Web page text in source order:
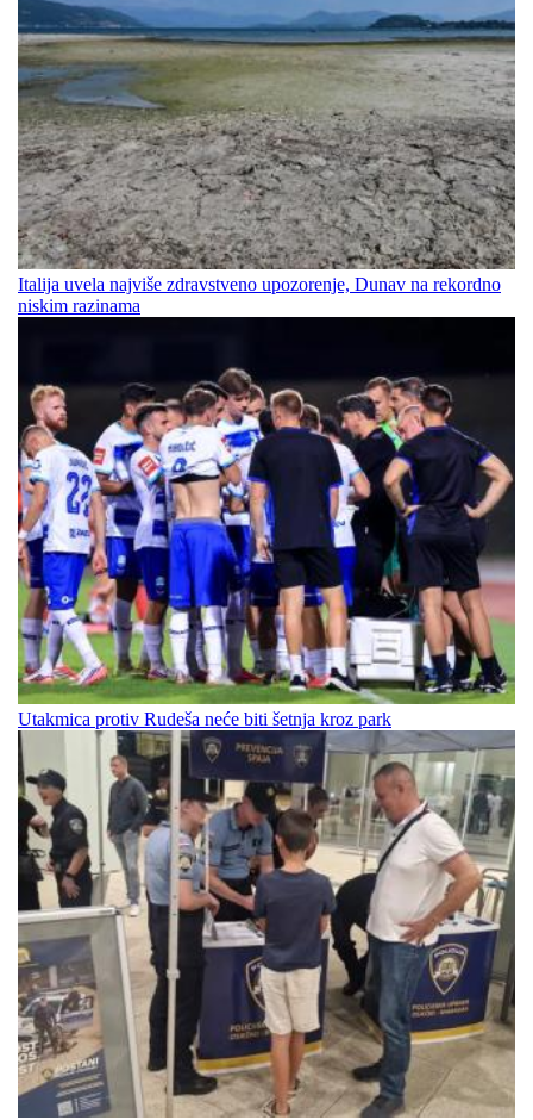
Italija uvela najviše zdravstveno upozorenje, Dunav na rekordno
niskim razinama
Utakmica protiv Rudeša neće biti šetnja kroz park